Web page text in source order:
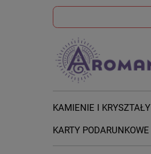
KAMIENIE I KRYSZTAŁY
KARTY PODARUNKOWE